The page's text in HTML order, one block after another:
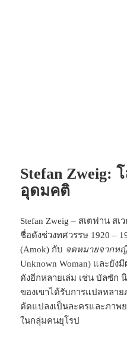
Stefan Zweig:
อุดมคติ
Stefan Zweig – สเตฟาน ส
ชื่อดังช่วงทศวรรษ 1920 –
(Amok) กับ จดหมายจากห
Unknown Woman) และยัง
ดังอีกหลายเล่ม เช่น บัลซัก
ของเขาได้รับการแปลหลา
ดัดแปลงเป็นละครและภาพ
ในกลุ่มคนยุโรป